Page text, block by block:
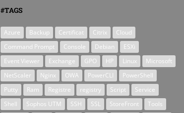
#TAGS
Azure Backup Certificat Citrix
Cloud
Command Prompt
Console Debian
ESXi
Event Viewer
Exchange GPO HP Linux
Microsoft
NetScaler
Nginx OWA PowerCLI
PowerShell
Putty
Ram Registre registry Script
Service
Shell
Sophos UTM SSH SSL StoreFront
Tools